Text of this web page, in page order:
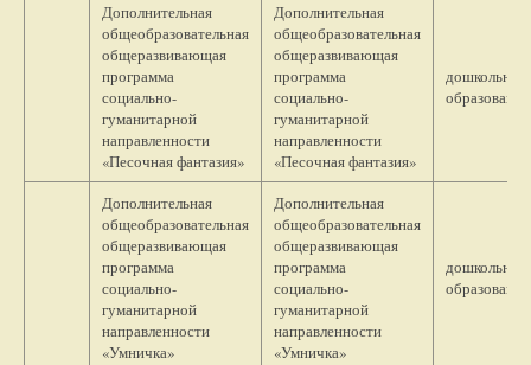
Дополнительная
общеобразовательная
общеразвивающая
программа
социально-
гуманитарной
направленности
«Песочная фантазия»
Дополнительная
общеобразовательная
общеразвивающая
программа
социально-
гуманитарной
направленности
«Песочная фантазия»
дошкольное
образование
Дополнительная
общеобразовательная
общеразвивающая
программа
социально-
гуманитарной
направленности
«Умничка»
Дополнительная
общеобразовательная
общеразвивающая
программа
социально-
гуманитарной
направленности
«Умничка»
дошкольное
образование